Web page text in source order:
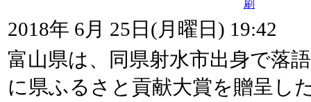
2018年 6月 25日(月曜日) 19:42
富山県は、同県射水市出身で落
に県ふるさと貢献大賞を贈呈し